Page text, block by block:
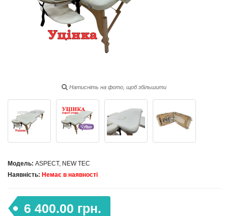
Натисніть на фото, щоб збільшити
Модель: ASPECT, NEW TEC
Наявність: Немає в наявності
6 400.00 грн.